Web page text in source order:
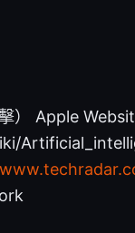
） Apple